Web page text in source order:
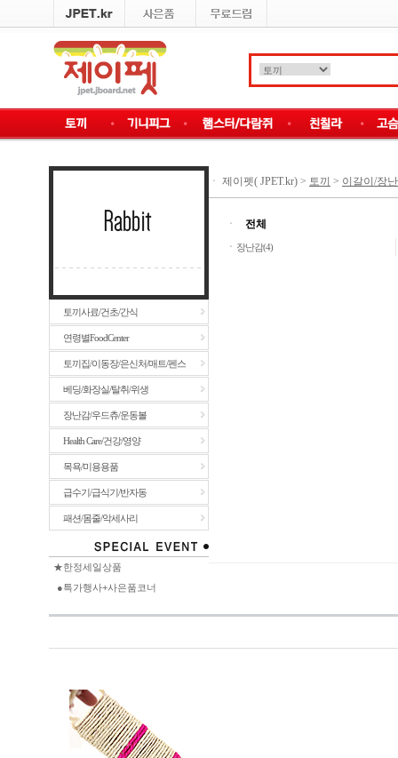
토끼사료/건초/간식
연령별FoodCenter
토끼집/이동장/은신처/매트/펜스
베딩/화장실/탈취/위생
장난감/우드츄/운동볼
Health Care/건강/영양
목욕/미용용품
급수기/급식기/반자동
패션/몸줄/악세사리
★한정세일상품
●특가행사+사은품코너
ㆍ 제이펫( JPET.kr) > 토끼 > 이갈이/장
ㆍ
전체
ㆍ 장난감(4)